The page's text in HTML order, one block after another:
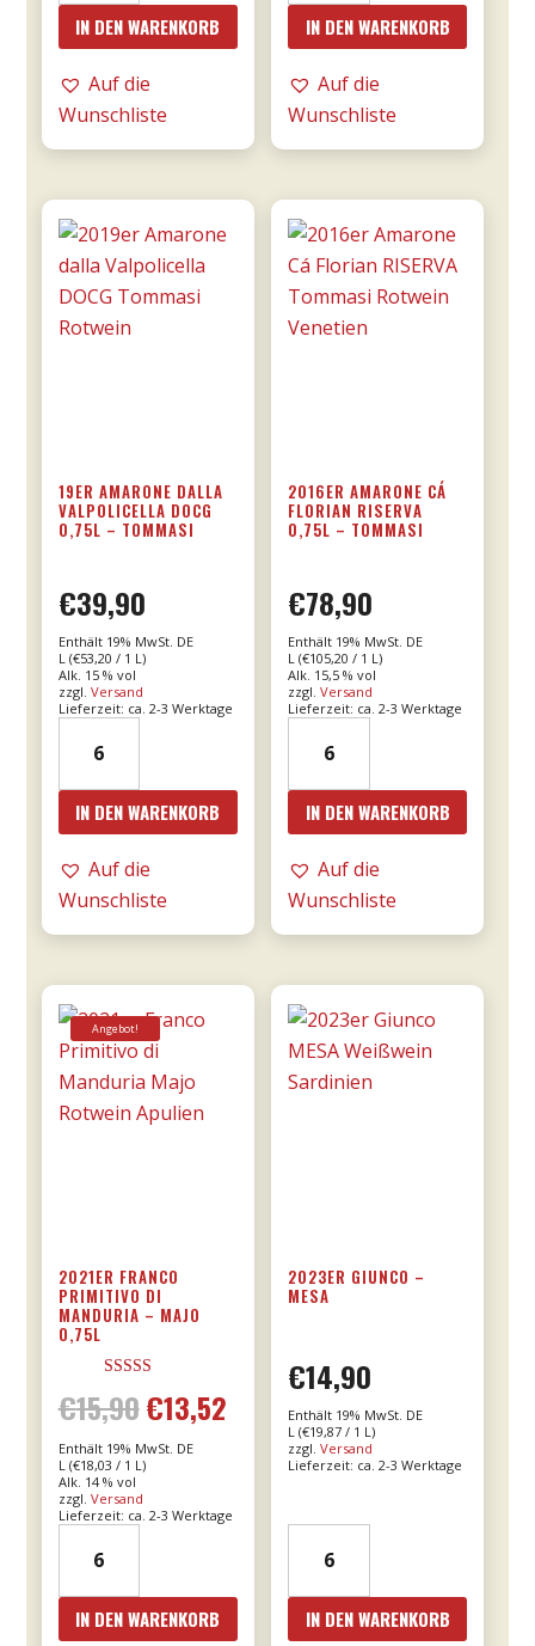
Bonfante
DOCG
riserva
0,75l
IN DEN WARENKORB
Auf die
Wunschliste
e
una
notte
DOC
Donnafugata
Menge
IN DEN WARENKORB
Auf die
Wunschliste
19ER AMARONE DALLA
VALPOLICELLA DOCG
0,75L – TOMMASI
€39,90
Enthält 19% MwSt. DE
L (€53,20 / 1 L)
Alk. 15 % vol
zzgl. Versand
Lieferzeit: ca. 2-3 Werktage
Amarone
dalla
Valpolicella
DOCG
0,75l
Menge
IN DEN WARENKORB
Auf die
Wunschliste
2016ER AMARONE CÁ
FLORIAN RISERVA
0,75L – TOMMASI
€78,90
Enthält 19% MwSt. DE
L (€105,20 / 1 L)
Alk. 15,5 % vol
zzgl.Versand
Lieferzeit: ca. 2-3 Werktage
Amarone
Cá
Florian
RISERVA
0,75l
Menge
IN DEN WARENKORB
Auf die
Wunschliste
Angebot!
2021ER FRANCO
PRIMITIVO DI
MANDURIA – MAJO
0,75L
5.00
von 5
€15,90 Ursprünglicher
Preis
war:
€13,52Aktueller
ist:
Enthält 19% MwSt. DE
L (€18,03 / 1 L)
Alk. 14 % vol
zzgl. Versand
Lieferzeit: ca. 2-3 Werktage
Franco
Primitivo
IN DEN WARENKORB
2023ER GIUNCO –
MESA
€14,90
Enthält 19% MwSt. DE
L (€19,87 / 1 L)
zzgl.Versand
Lieferzeit: ca. 2-3 Werktage
Giunco
-
MESA
IN DEN WARENKORB